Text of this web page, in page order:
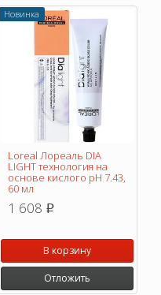
Новинка
Loreal Лореаль DIA
LIGHT технология на
основе кислого pH 7.43,
60 мл
1 608 p
В корзину
Отложить